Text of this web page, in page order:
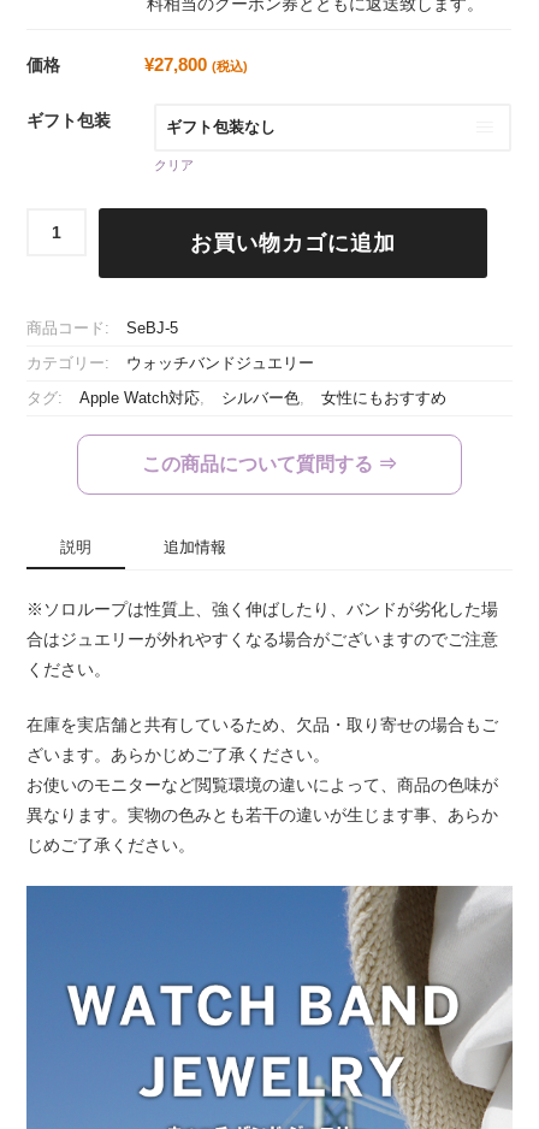
価格 ¥27,800 (税込)
ギフト包装
クリア
Apple
個
お買い物カゴに追加
商品コード: SeBJ-5
カテゴリー: ウォッチバンドジュエリー
タグ: Apple Watch対応 シルバー色 女性にもおすすめ
この商品について質問する ⇒
説明 追加情報
※ソロループは性質上、強く伸ばしたり、バンドが劣化した場
合はジュエリーが外れやすくなる場合がございますのでご注意
ください。
在庫を実店舗と共有しているため、欠品・取り寄せの場合もご
ざいます。あらかじめご了承ください。
お使いのモニターなど閲覧環境の違いによって、商品の色味が
異なります。実物の色みとも若干の違いが生じます事、あらか
じめご了承ください。